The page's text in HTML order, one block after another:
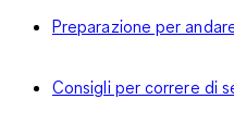
Preparazione per
Consigli per correre di